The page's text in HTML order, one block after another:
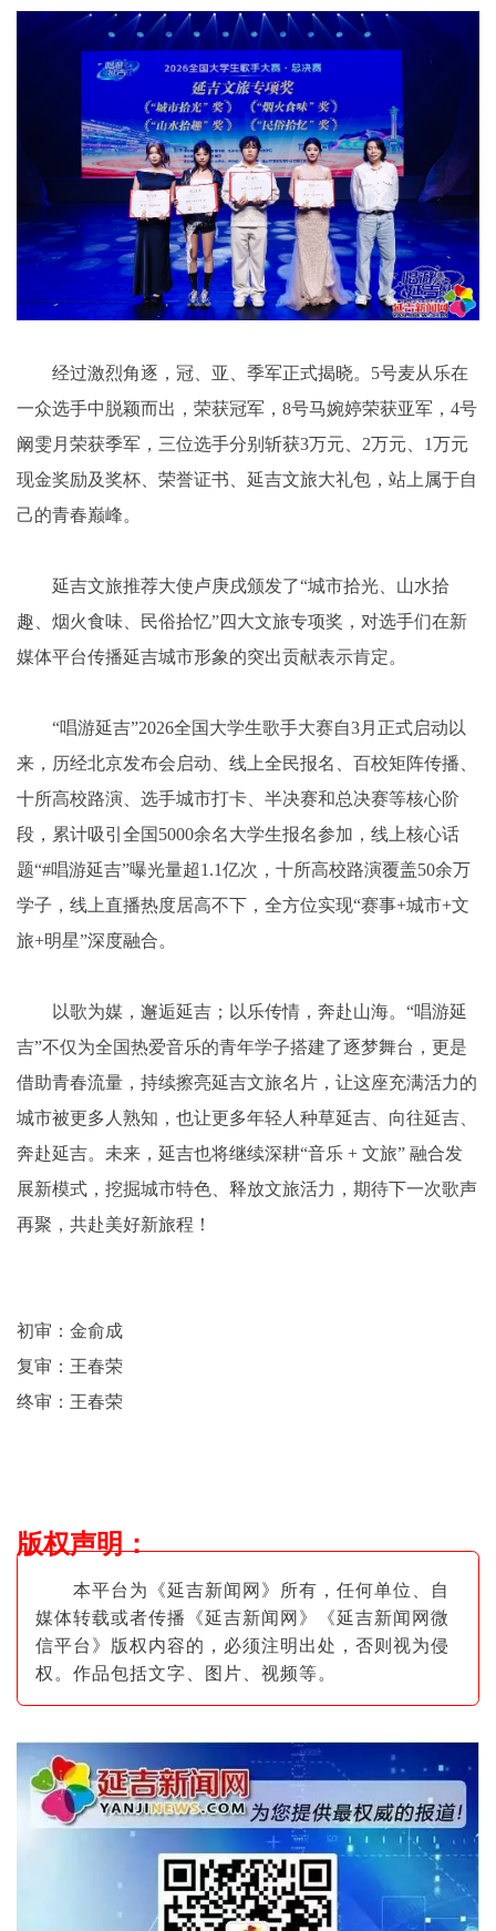
经过激烈角逐，冠、亚、季军正式揭晓。5号麦从乐在
一众选手中脱颖而出，荣获冠军，8号马婉婷荣获亚军，4号
阚雯月荣获季军，三位选手分别斩获3万元、2万元、1万元
现金奖励及奖杯、荣誉证书、延吉文旅大礼包，站上属于自
己的青春巅峰。
延吉文旅推荐大使卢庚戌颁发了“城市拾光、山水拾
趣、烟火食味、民俗拾忆”四大文旅专项奖，对选手们在新
媒体平台传播延吉城市形象的突出贡献表示肯定。
“唱游延吉”2026全国大学生歌手大赛自3月正式启动以
来，历经北京发布会启动、线上全民报名、百校矩阵传播、
十所高校路演、选手城市打卡、半决赛和总决赛等核心阶
段，累计吸引全国5000余名大学生报名参加，线上核心话
题“#唱游延吉”曝光量超1.1亿次，十所高校路演覆盖50余万
学子，线上直播热度居高不下，全方位实现“赛事+城市+文
旅+明星”深度融合。
以歌为媒，邂逅延吉；以乐传情，奔赴山海。“唱游延
吉”不仅为全国热爱音乐的青年学子搭建了逐梦舞台，更是
借助青春流量，持续擦亮延吉文旅名片，让这座充满活力的
城市被更多人熟知，也让更多年轻人种草延吉、向往延吉、
奔赴延吉。未来，延吉也将继续深耕“音乐 + 文旅” 融合发
展新模式，挖掘城市特色、释放文旅活力，期待下一次歌声
再聚，共赴美好新旅程！
初审：金俞成
复审：王春荣
终审：王春荣
版权声明：
本平台为《延吉新闻网》所有，任何单位、自
媒体转载或者传播《延吉新闻网》《延吉新闻网微
信平台》版权内容的，必须注明出处，否则视为侵
权。作品包括文字、图片 、视频等。